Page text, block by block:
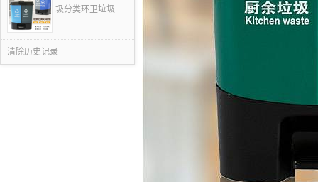
圾分类环卫垃圾
清除历史记录